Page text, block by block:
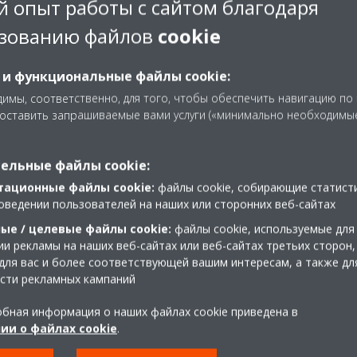
повлиять на компанию не
но и в глобальном
разного
подготовит
Выстраивайте
Майкл:Общение с другими
должны быть командным
опытных коллег. Выстроив
различными отделами, вы
работы с сайтом благодаря
файлов cookie
функциональные файлы cookie:
соответственно, для того, чтобы обеспечить навигацию
запрашиваемые вами услуги («минимально
файлы cookie:
файлы cookie: файлы cookie, собирающие
пользователей на наших или сторонних веб-сайтах
/ целевые файлы cookie: файлы cookie, используемые для
рекламы на наших веб-сайтах или веб-сайтах третьих
вас и более соответствующей вашим интересам, а также
рекламных кампаний
информация о наших файлах cookie приведена в
о файлах cookie.